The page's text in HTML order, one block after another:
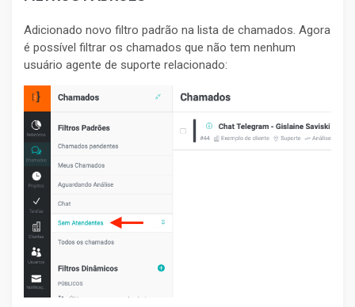
Adicionado novo filtro padrão na lista de chamados. Agora
é possível filtrar os chamados que não tem nenhum
usuário agente de suporte relacionado: